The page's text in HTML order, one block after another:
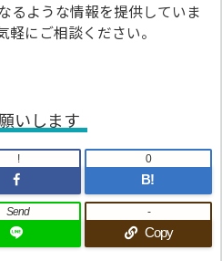
るような情報を提供していま
にご相談ください。
いします
!
B!
0
Send
Copy
-